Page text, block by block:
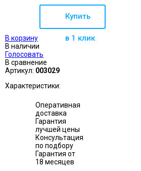
В корзину
Купить
в 1 клик
В наличии
Голосовать
В сравнение
Артикул: 003029
Характеристики:
Оперативная
доставка
Гарантия
лучшей цены
Консультация
по подбору
Гарантия от
18 месяцев